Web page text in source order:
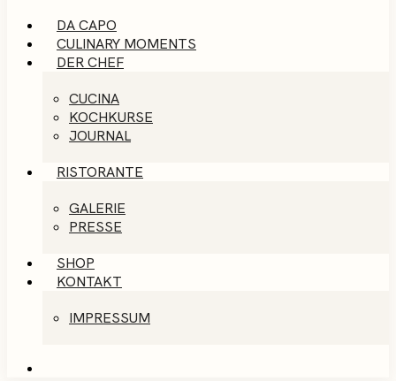
DA CAPO
CULINARY MOMENTS
DER CHEF
CUCINA
KOCHKURSE
JOURNAL
RISTORANTE
GALERIE
PRESSE
SHOP
KONTAKT
IMPRESSUM